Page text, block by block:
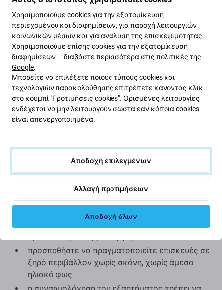
πωλούνται ως Aftermarket κατασκευάζονται
σύμφωνα με τα ίδια πρότυπα, προδιαγραφές και
υλικά με τα πρωτότυπα. Αυτό είναι ένα αντίγραφο
του πρωτότυπου και το ανταλλακτικό που
παραδίδεται ως Aftermarket ενδέχεται (σε ​​σπάνιες
περιπτώσεις) να έχει ελάχιστες διακυμάνσεις στη
λειτουργικότητα, την ποιότητα ή την εμφάνιση. Για να
μάθετε περισσότερα σχετικά με την ποιότητα,
διαβάστε το ιστολόγιό μας όπου εστιάζουμε στην
ποιότητα με περισσότερες λεπτομέρειες.
Συναρμολόγηση και συμβουλές:
Για τη συναρμολόγηση ή την αποσυναρμολόγηση
απαιτούνται ειδικά εργαλεία, τα οποία μπορείτε
να βρείτε στην προσφορά μας.
Κατά τη συναρμολόγηση, δώστε προσοχή στα
προσπαθήστε να πραγματοποιείτε επισκευές σε
ξηρό περιβάλλον χωρίς σκόνη, χωρίς άμεσο
ηλιακό φως
Χρησιμοποιούμε cookies για την εξατομίκευση
περιεχομένου και διαφημίσεων, για παροχή λειτουργιών
κοινωνικών μέσων και για ανάλυση της επισκεψιμότητας.
Χρησιμοποιούμε επίσης cookies για την εξατομίκευση
διαφημίσεων — διαβάστε περισσότερα στις πολιτικές της
Google.
Μπορείτε να επιλέξετε ποιους τύπους cookies και
τεχνολογιών παρακολούθησης επιτρέπετε κάνοντας κλικ
στο κουμπί "Προτιμήσεις cookies". Ορισμένες λειτουργίες
ενδέχεται να μην λειτουργούν σωστά εάν κάποια cookies
είναι απενεργοποιημένα.
Αποδοχή επιλεγμένων
Αλλαγή προτιμήσεων
Αποδοχή όλων